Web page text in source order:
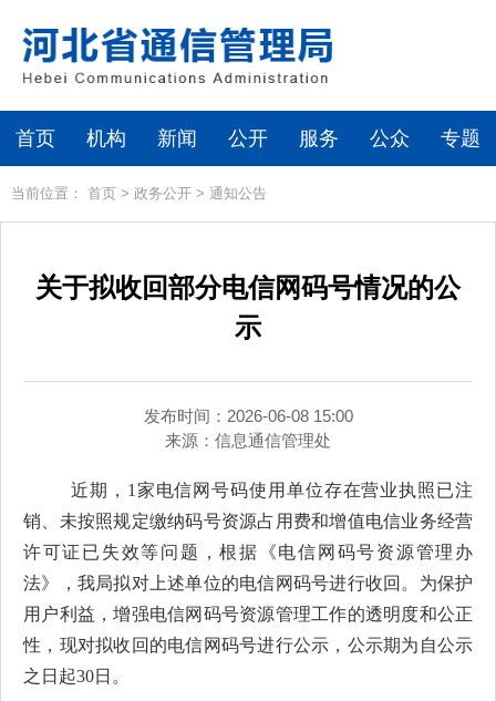
首页 机构 新闻 公开 服务 公众 专题
当前位置： 首页 > 政务公开 > 通知公告
关于拟收回部分电信网码号情况的公
示
发布时间：2026-06-08 15:00
来源： 信息通信管理处
近期，1家电信网号码使用单位存在营业执照已注
销、未按照规定缴纳码号资源占用费和增值电信业务经营
许可证已失效等问题，根据《电信网码号资源管理办
法》，我局拟对上述单位的电信网码号进行收回。为保护
用户利益，增强电信网码号资源管理工作的透明度和公正
性，现对拟收回的电信网码号进行公示，公示期为自公示
之日起30日。